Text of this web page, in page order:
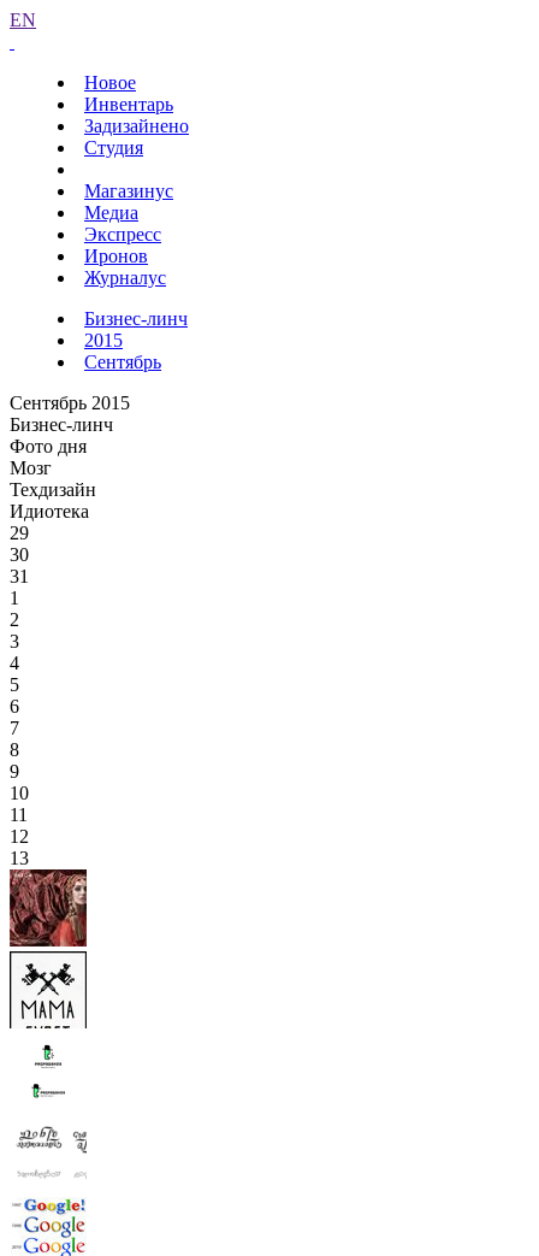
EN
Новое
Инвентарь
Задизайнено
Студия
Магазинус
Медиа
Экспресс
Иронов
Журналус
Бизнес-линч
2015
Сентябрь
Сентябрь 2015
Бизнес-линч
Фото дня
Мозг
Техдизайн
Идиотека
29
30
31
1
2
3
4
5
6
7
8
9
10
11
12
13